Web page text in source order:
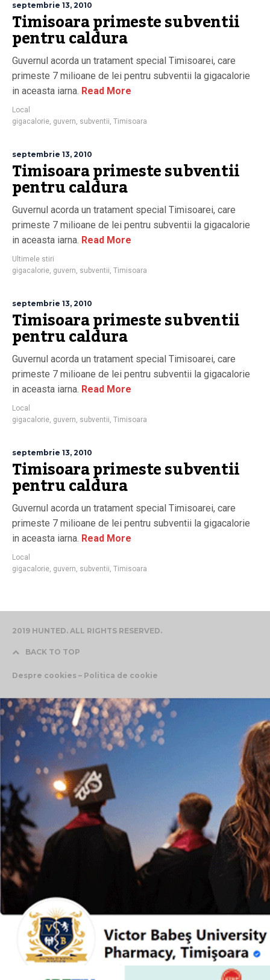
septembrie 13, 2010
Timisoara primeste subventii
pentru caldura
Guvernul acorda un tratament special Timisoarei, care
primeste 7 milioane de lei pentru subventii la gigacalorie
in aceasta iarna. Read More
Local
gigacalorie, guvern, subventii, Timisoara
septembrie 13, 2010
Timisoara primeste subventii
pentru caldura
Guvernul acorda un tratament special Timisoarei, care
primeste 7 milioane de lei pentru subventii la gigacalorie
in aceasta iarna. Read More
Ultimele stiri
gigacalorie, guvern, subventii, Timisoara
septembrie 13, 2010
Timisoara primeste subventii
pentru caldura
Guvernul acorda un tratament special Timisoarei, care
primeste 7 milioane de lei pentru subventii la gigacalorie
in aceasta iarna. Read More
Local
gigacalorie, guvern, subventii, Timisoara
septembrie 13, 2010
Timisoara primeste subventii
pentru caldura
Guvernul acorda un tratament special Timisoarei, care
primeste 7 milioane de lei pentru subventii la gigacalorie
in aceasta iarna. Read More
Local
gigacalorie, guvern, subventii, Timisoara
2019 HUNTED. ALL RIGHTS RESERVED.
BACK TO TOP
Despre cookies – Politica de cookie